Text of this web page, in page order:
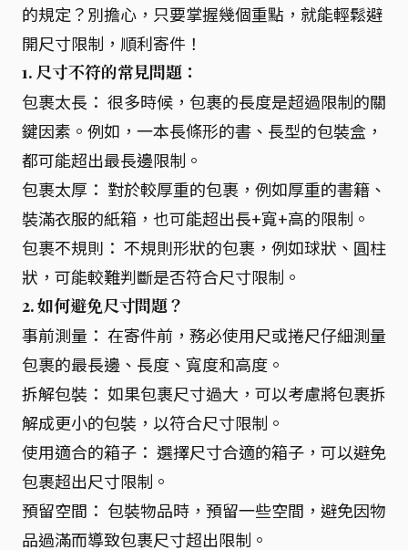
的規定？別擔心，只要掌握幾個重點，就能輕鬆避
開尺寸限制，順利寄件！
1. 尺寸不符的常見問題：
包裹太長： 很多時候，包裹的長度是超過限制的關
鍵因素。例如，一本長條形的書、長型的包裝盒，
都可能超出最長邊限制。
包裹太厚： 對於較厚重的包裹，例如厚重的書籍、
裝滿衣服的紙箱，也可能超出長+寬+高的限制。
包裹不規則： 不規則形狀的包裹，例如球狀、圓柱
狀，可能較難判斷是否符合尺寸限制。
2. 如何避免尺寸問題？
事前測量： 在寄件前，務必使用尺或捲尺仔細測量
包裹的最長邊、長度、寬度和高度。
拆解包裝： 如果包裹尺寸過大，可以考慮將包裹拆
解成更小的包裝，以符合尺寸限制。
使用適合的箱子： 選擇尺寸合適的箱子，可以避免
包裹超出尺寸限制。
預留空間： 包裝物品時，預留一些空間，避免因物
品過滿而導致包裹尺寸超出限制。